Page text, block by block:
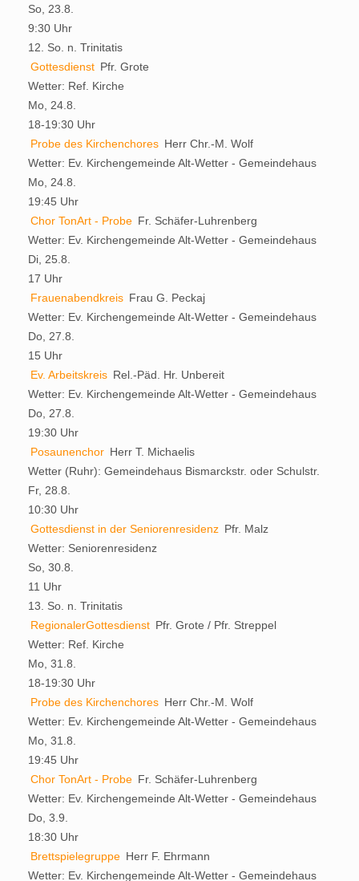
So, 23.8.
9:30 Uhr
12. So. n. Trinitatis
Gottesdienst Pfr. Grote
Wetter: Ref. Kirche
Mo, 24.8.
18-19:30 Uhr
Probe des Kirchenchores Herr Chr.-M. Wolf
Wetter: Ev. Kirchengemeinde Alt-Wetter - Gemeindehaus
Mo, 24.8.
19:45 Uhr
Chor TonArt - Probe Fr. Schäfer-Luhrenberg
Wetter: Ev. Kirchengemeinde Alt-Wetter - Gemeindehaus
Di, 25.8.
17 Uhr
Frauenabendkreis Frau G. Peckaj
Wetter: Ev. Kirchengemeinde Alt-Wetter - Gemeindehaus
Do, 27.8.
15 Uhr
Ev. Arbeitskreis Rel.-Päd. Hr. Unbereit
Wetter: Ev. Kirchengemeinde Alt-Wetter - Gemeindehaus
Do, 27.8.
19:30 Uhr
Posaunenchor Herr T. Michaelis
Wetter (Ruhr): Gemeindehaus Bismarckstr. oder Schulstr.
Fr, 28.8.
10:30 Uhr
Gottesdienst in der Seniorenresidenz Pfr. Malz
Wetter: Seniorenresidenz
So, 30.8.
11 Uhr
13. So. n. Trinitatis
RegionalerGottesdienst Pfr. Grote / Pfr. Streppel
Wetter: Ref. Kirche
Mo, 31.8.
18-19:30 Uhr
Probe des Kirchenchores Herr Chr.-M. Wolf
Wetter: Ev. Kirchengemeinde Alt-Wetter - Gemeindehaus
Mo, 31.8.
19:45 Uhr
Chor TonArt - Probe Fr. Schäfer-Luhrenberg
Wetter: Ev. Kirchengemeinde Alt-Wetter - Gemeindehaus
Do, 3.9.
18:30 Uhr
Brettspielegruppe Herr F. Ehrmann
Wetter: Ev. Kirchengemeinde Alt-Wetter - Gemeindehaus